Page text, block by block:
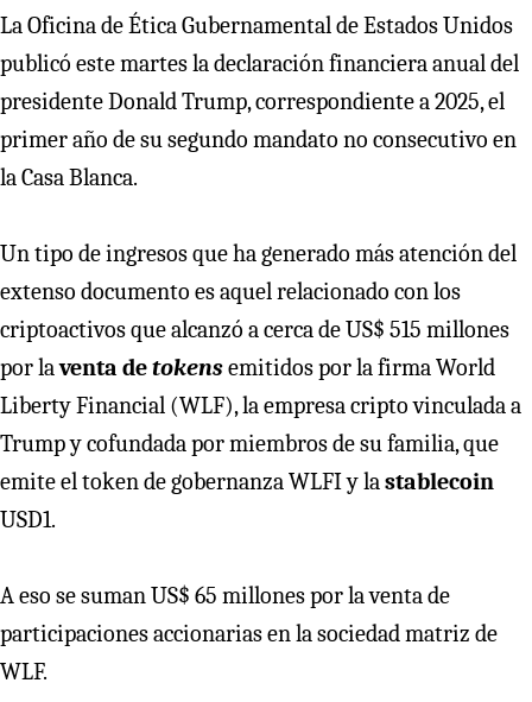
La Oficina de Ética Gubernamental de Estados Unidos
publicó este martes la declaración financiera anual del
presidente Donald Trump, correspondiente a 2025, el
primer año de su segundo mandato no consecutivo en
la Casa Blanca.
Un tipo de ingresos que ha generado más atención del
extenso documento es aquel relacionado con los
criptoactivos que alcanzó a cerca de US$ 515 millones
por laventa detokensemitidos por la firma World
Liberty Financial (WLF), la empresa cripto vinculada a
Trump y cofundada por miembros de su familia, que
emite el token de gobernanza WLFI y lastablecoin
USD1.
A eso se suman US$ 65 millones por la venta de
participaciones accionarias en la sociedad matriz de
WLF.